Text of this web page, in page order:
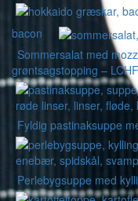
bacon
Sommersalat med
grøntsagstopping –
Fyldig pastinaksuppe
Perlebygsuppe med